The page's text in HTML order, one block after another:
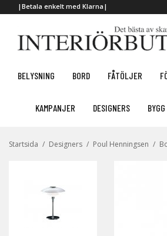
|Betala enkelt med Klarna|
BELYSNING BORD FÅTÖLJER
KAMPANJER DESIGNERS
Startsida / Designers / Poul Henningsen /